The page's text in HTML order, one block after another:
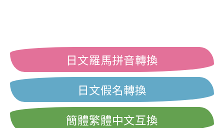
日文羅馬拼音轉換
日文假名轉換
簡體繁體中文互換